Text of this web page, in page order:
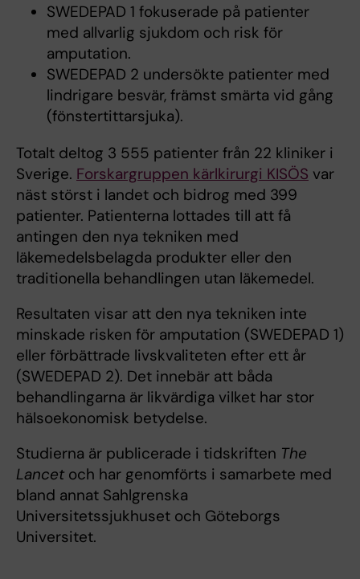
SWEDEPAD 1 fokuserade på patienter
med allvarlig sjukdom och risk för
amputation.
SWEDEPAD 2 undersökte patienter med
lindrigare besvär, främst smärta vid gång
(fönstertittarsjuka).
Totalt deltog 3 555 patienter från 22 kliniker i
Sverige. Forskargruppen kärlkirurgi KISÖS var
näst störst i landet och bidrog med 399
patienter. Patienterna lottades till att få
antingen den nya tekniken med
läkemedelsbelagda produkter eller den
traditionella behandlingen utan läkemedel.
Resultaten visar att den nya tekniken inte
minskade risken för amputation (SWEDEPAD 1)
eller förbättrade livskvaliteten efter ett år
(SWEDEPAD 2). Det innebär att båda
behandlingarna är likvärdiga vilket har stor
hälsoekonomisk betydelse.
Studierna är publicerade i tidskriften The
Lancet och har genomförts i samarbete med
bland annat Sahlgrenska
Universitetssjukhuset och Göteborgs
Universitet.